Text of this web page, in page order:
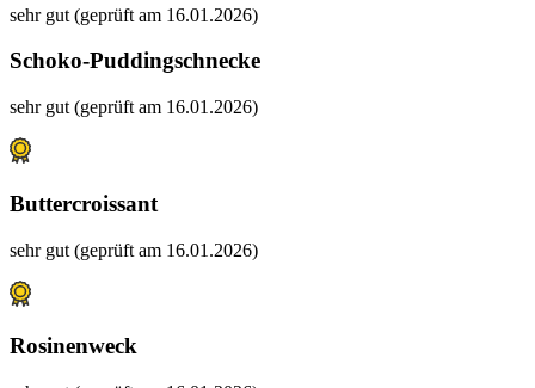
sehr gut (geprüft am 16.01.2026)
Schoko-Puddingschnecke
sehr gut (geprüft am 16.01.2026)
Buttercroissant
sehr gut (geprüft am 16.01.2026)
Rosinenweck